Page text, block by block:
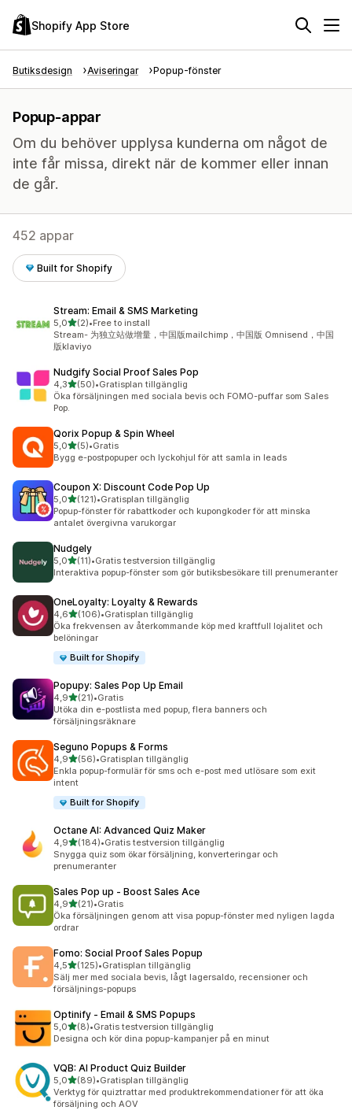
Shopify App Store
Butiksdesign Aviseringar Popup-fönster
Popup-appar
Om du behöver upplysa kunderna om något de
inte får missa, direkt när de kommer eller innan
de går.
452 appar
Built for Shopify
Stream: Email & SMS Marketing
5,0av 5 stjärnor
(2)
2 recensioner totalt
•Free to install
Stream- 为独立站做增量，中国版mailchimp，中国版 Omnisend，中国
版klaviyo
Nudgify Social Proof Sales Pop
4,3av 5 stjärnor
(50)
50 recensioner totalt
•Gratisplan tillgänglig
Öka försäljningen med sociala bevis och FOMO-puffar som Sales
Pop.
Qorix Popup & Spin Wheel
5,0av 5 stjärnor
(5)
5 recensioner totalt
•Gratis
Bygg e-postpopuper och lyckohjul för att samla in leads
Coupon X: Discount Code Pop Up
5,0av 5 stjärnor
(121)
121 recensioner totalt
•Gratisplan tillgänglig
Popup-fönster för rabattkoder och kupongkoder för att minska
antalet övergivna varukorgar
Nudgely
5,0av 5 stjärnor
(11)
11 recensioner totalt
•Gratis testversion tillgänglig
Interaktiva popup-fönster som gör butiksbesökare till prenumeranter
OneLoyalty: Loyalty & Rewards
4,6av 5 stjärnor
(106)
106 recensioner totalt
•Gratisplan tillgänglig
Öka frekvensen av återkommande köp med kraftfull lojalitet och
belöningar
Built for Shopify
Popupy: Sales Pop Up Email
4,9av 5 stjärnor
(21)
21 recensioner totalt
•Gratis
Utöka din e-postlista med popup, flera banners och
försäljningsräknare
Seguno Popups & Forms
4,9av 5 stjärnor
(56)
56 recensioner totalt
•Gratisplan tillgänglig
Enkla popup-formulär för sms och e-post med utlösare som exit
intent
Built for Shopify
Octane AI: Advanced Quiz Maker
4,9av 5 stjärnor
(184)
184 recensioner totalt
•Gratis testversion tillgänglig
Snygga quiz som ökar försäljning, konverteringar och
prenumeranter
Sales Pop up ‑ Boost Sales Ace
4,9av 5 stjärnor
(21)
21 recensioner totalt
•Gratis
Öka försäljningen genom att visa popup-fönster med nyligen lagda
ordrar
Fomo: Social Proof Sales Popup
4,5av 5 stjärnor
(125)
125 recensioner totalt
•Gratisplan tillgänglig
Sälj mer med sociala bevis, lågt lagersaldo, recensioner och
försäljnings-popups
Optinify ‑ Email & SMS Popups
5,0av 5 stjärnor
(8)
8 recensioner totalt
•Gratis testversion tillgänglig
Designa och kör dina popup-kampanjer på en minut
VQB: AI Product Quiz Builder
5,0av 5 stjärnor
(89)
89 recensioner totalt
•Gratisplan tillgänglig
Verktyg för quiztrattar med produktrekommendationer för att öka
försäljning och AOV